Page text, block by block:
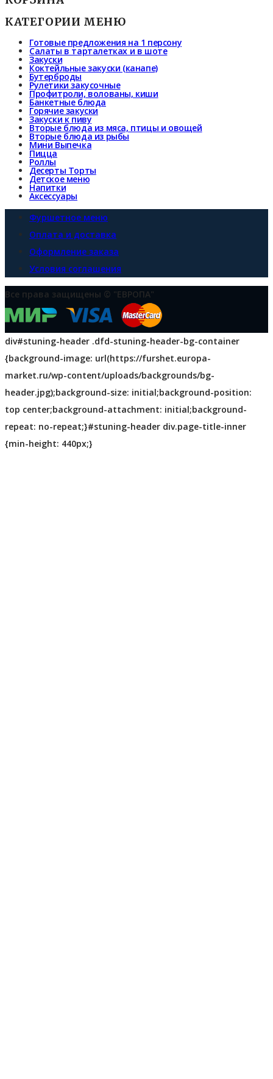
КАТЕГОРИИ МЕНЮ
Готовые предложения на 1 персону
Салаты в тарталетках и в шоте
Закуски
Коктейльные закуски (канапе)
Бутерброды
Рулетики закусочные
Профитроли, волованы, киши
Банкетные блюда
Горячие закуски
Закуски к пиву
Вторые блюда из мяса, птицы и овощей
Вторые блюда из рыбы
Мини Выпечка
Пицца
Роллы
Десерты Торты
Детское меню
Напитки
Аксессуары
Фуршетное меню
Оплата и доставка
Оформление заказа
Условия соглашения
Все права защищены © "ЕВРОПА"
div#stuning-header .dfd-stuning-header-bg-container
{background-image: url(https://furshet.europa-
market.ru/wp-content/uploads/backgrounds/bg-
header.jpg);background-size: initial;background-position:
top center;background-attachment: initial;background-
repeat: no-repeat;}#stuning-header div.page-title-inner
{min-height: 440px;}